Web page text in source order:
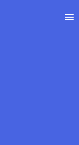
menu